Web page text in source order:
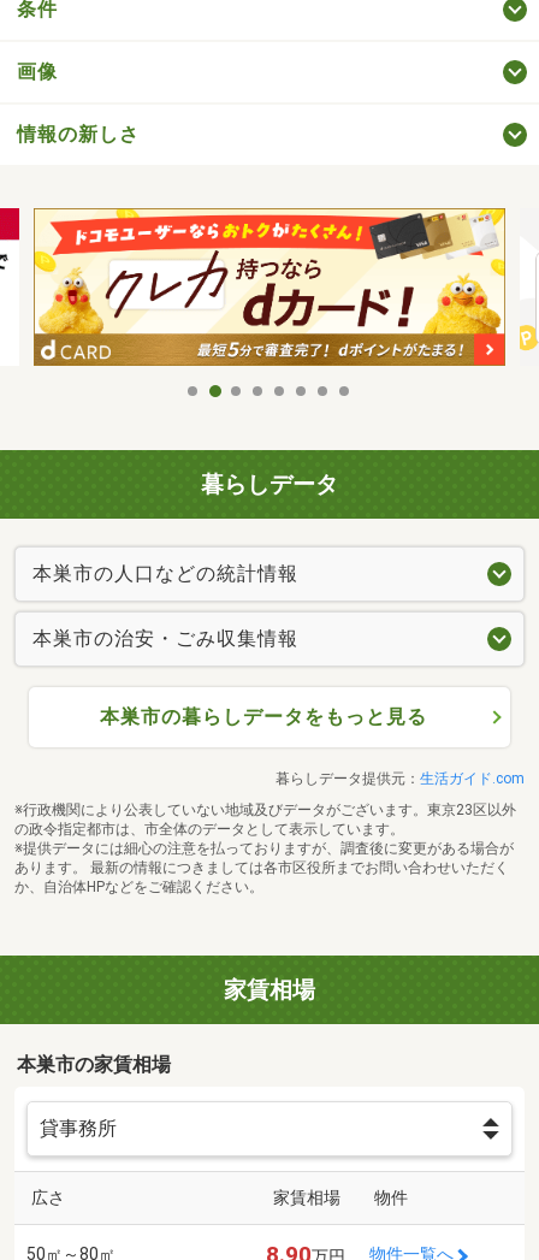
条件
画像
情報の新しさ
暮らしデータ
本巣市の人口などの統計情報
本巣市の治安・ごみ収集情報
本巣市の暮らしデータをもっと見る
暮らしデータ提供元： 生活ガイド.com
※行政機関により公表していない地域及びデータがございます。東京23区以外
の政令指定都市は、市全体のデータとして表示しています。
※提供データには細心の注意を払っておりますが、調査後に変更がある場合が
あります。 最新の情報につきましては各市区役所までお問い合わせいただく
か、自治体HPなどをご確認ください。
家賃相場
本巣市の家賃相場
広さ 家賃相場 物件
50㎡～80㎡ 物件一覧へ